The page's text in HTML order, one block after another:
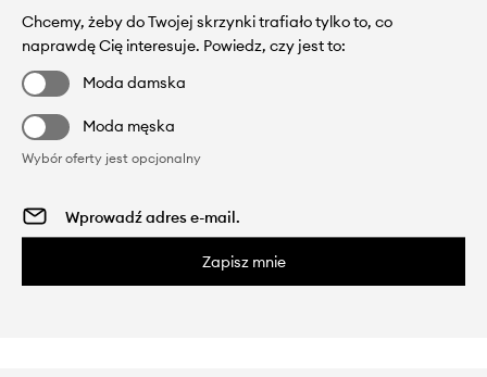
Chcemy, żeby do Twojej skrzynki trafiało tylko to, co
naprawdę Cię interesuje. Powiedz, czy jest to:
Moda damska
Moda męska
Wybór oferty jest opcjonalny
Zapisz mnie